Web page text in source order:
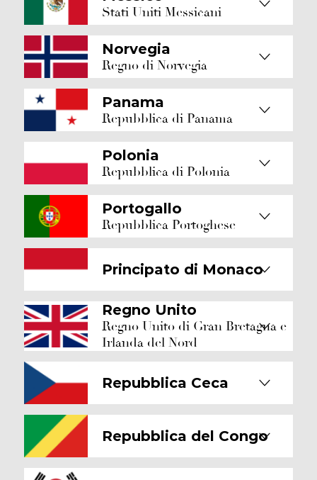
Stati Uniti Messicani
Norvegia
Regno di Norvegia
Panama
Repubblica di Panama
Polonia
Repubblica di Polonia
Portogallo
Repubblica Portoghese
Principato di Monaco
Regno Unito
Regno Unito di Gran Bretagna e
Irlanda del Nord
Repubblica Ceca
Repubblica del Congo